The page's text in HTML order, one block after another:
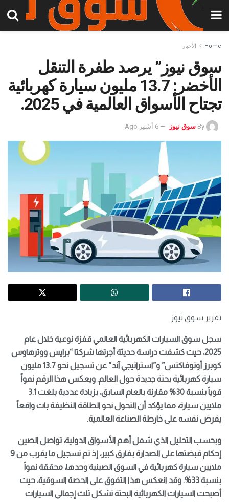
Home الأخبار
سوق نيوز” يرصد طفرة التنقل
الأخضر: 13.7 مليون سيارة كهربائية
تجتاح الأسواق العالمية في 2025.
By سوق نيوز 6 أشهر Ago
تقرير سوق نيوز
سجل سوق السيارات الكهربائية العالمي قفزة نوعية خلال عام
2025، حيث كشفت دراسة حديثة أجرتها شركتا “برايس ووترهاوس
كوبرز أوتوفاكتس” و”استراتيجي آند” عن تسجيل نحو 13.7 مليون
سيارة كهربائية بحتة جديدة حول العالم. ويعكس هذا الرقم نمواً
قوياً بنسبة 30% مقارنة بالعام السابق، بزيادة عددية بلغت 3.1
ملايين سيارة، مما يؤكد أن التحول نحو الطاقة النظيفة بات واقعاً
يفرض نفسه على خارطة الصناعة العالمية.
وبحسب التحليل الذي شمل أهم الأسواق الدولية، تواصل الصين
إحكام قبضتها على الصدارة بفارق كبير، إذ تم تسجيل ما يقرب من 9
ملايين سيارة كهربائية في السوق الصينية وحدها، محققة نمواً
بنسبة 33%. وقد انعكس هذا التفوق على الحصة السوقية، حيث
أصبحت السيارات الكهربائية البحتة تشكل ثلث إجمالي السيارات